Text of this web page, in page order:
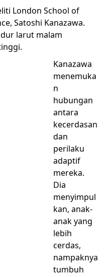
London School of
Satoshi Kanazawa.
larut malam
Kanazawa
menemuka
n
hubungan
antara
kecerdasan
dan
perilaku
adaptif
mereka.
Dia
menyimpul
kan, anak-
anak yang
lebih
cerdas,
nampaknya
tumbuh